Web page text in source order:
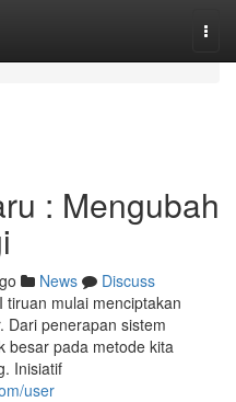
: Mengubah
News
Discuss
tiruan mulai menciptakan
Dari penerapan sistem
besar pada metode kita
Inisiatif
user